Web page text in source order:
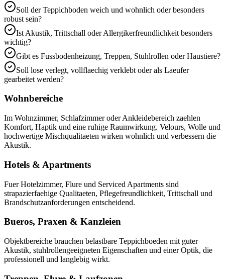
Soll der Teppichboden weich und wohnlich oder besonders
robust sein?
Ist Akustik, Trittschall oder Allergikerfreundlichkeit besonders
wichtig?
Gibt es Fussbodenheizung, Treppen, Stuhlrollen oder Haustiere?
Soll lose verlegt, vollflaechig verklebt oder als Laeufer
gearbeitet werden?
Wohnbereiche
Im Wohnzimmer, Schlafzimmer oder Ankleidebereich zaehlen
Komfort, Haptik und eine ruhige Raumwirkung. Velours, Wolle und
hochwertige Mischqualitaeten wirken wohnlich und verbessern die
Akustik.
Hotels & Apartments
Fuer Hotelzimmer, Flure und Serviced Apartments sind
strapazierfaehige Qualitaeten, Pflegefreundlichkeit, Trittschall und
Brandschutzanforderungen entscheidend.
Bueros, Praxen & Kanzleien
Objektbereiche brauchen belastbare Teppichboeden mit guter
Akustik, stuhlrollengeeigneten Eigenschaften und einer Optik, die
professionell und langlebig wirkt.